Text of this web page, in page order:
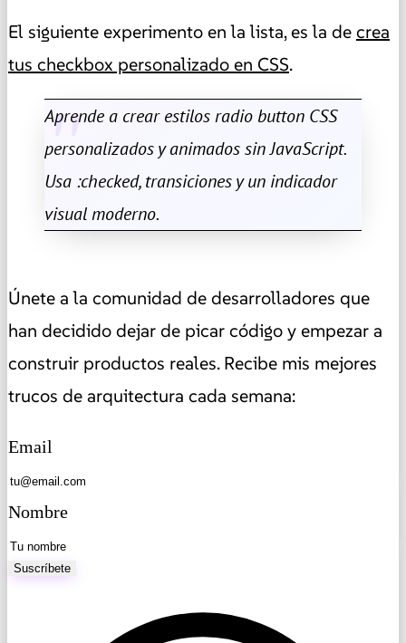
El siguiente experimento en la lista, es la decrea
tus checkbox personalizado en CSS.
Aprende a crear estilos radio button CSS
personalizados y animados sin JavaScript.
Usa :checked, transiciones y un indicador
visual moderno.
Únete a la comunidad de desarrolladores que
han decidido dejar de picar código y empezar a
construir productos reales. Recibe mis mejores
trucos de arquitectura cada semana:
Email
Nombre
Suscríbete